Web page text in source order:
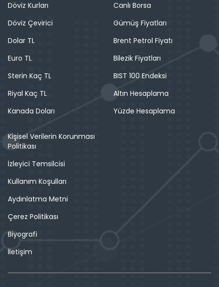
Döviz Kurları
Döviz Çevirici
Dolar TL
Euro TL
Sterin Kaç TL
Riyal Kaç TL
Kanada Doları
Canlı Borsa
Gümüş Fiyatları
Brent Petrol Fiyatı
Bilezik Fiyatları
BIST 100 Endeksi
Altın Hesaplama
Yüzde Hesaplama
Kişisel Verilerin Korunması
Politikası
İzleyici Temsilcisi
Kullanım Koşulları
Aydınlatma Metni
Çerez Politikası
Biyografi
İletişim